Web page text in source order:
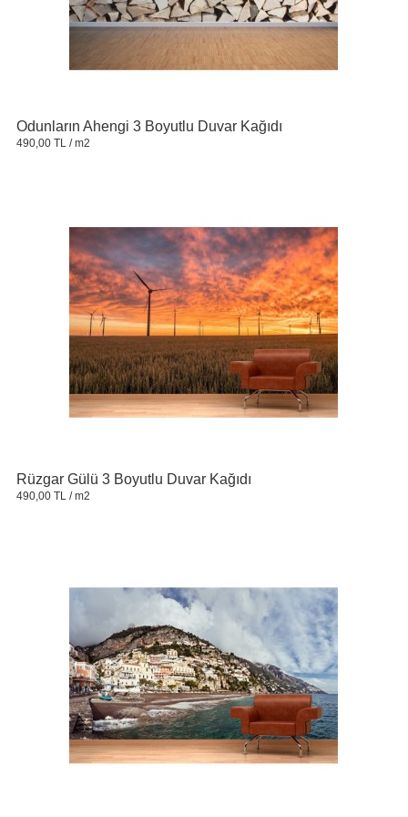
Odunların Ahengi 3 Boyutlu Duvar Kağıdı
490,00 TL / m2
Rüzgar Gülü 3 Boyutlu Duvar Kağıdı
490,00 TL / m2